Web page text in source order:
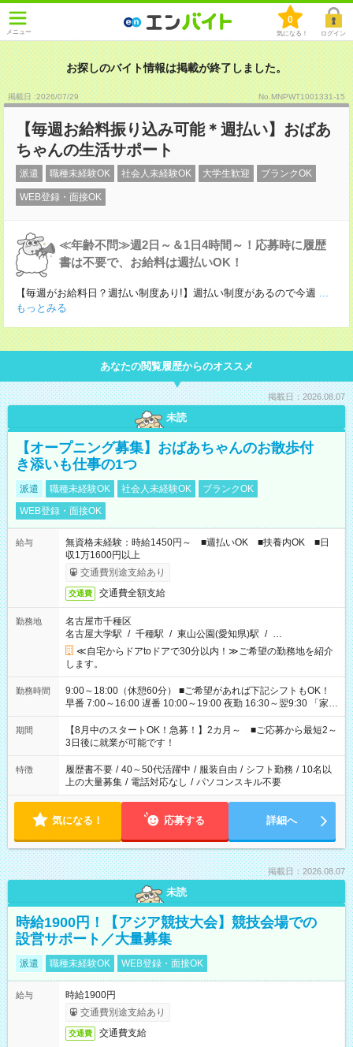
メニュー
0
気になる！ ログイン
お探しのバイト情報は掲載が終了しました。
掲載日 :2026/07/29 No.MNPWT1001331-15
【毎週お給料振り込み可能＊週払い】おばあ
ちゃんの生活サポート
派遣 職種未経験OK 社会人未経験OK 大学生歓迎 ブランクOK
WEB登録・面接OK
≪年齢不問≫週2日～＆1日4時間～！応募時に履歴
書は不要で、お給料は週払いOK！
【毎週がお給料日？週払い制度あり!】週払い制度があるので今週 ...
もっとみる
あなたの閲覧履歴からのオススメ
掲載日：2026.08.07
未読
【オープニング募集】おばあちゃんのお散歩付
き添いも仕事の1つ
派遣 職種未経験OK 社会人未経験OK
ブランクOK
WEB登録・面接OK
給与
無資格未経験：時給1450円～ ■週払いOK ■扶養内OK ■日
収1万1600円以上
交通費別途支給あり
交通費 交通費全額支給
勤務地
名古屋市千種区
名古屋大学駅 / 千種駅 / 東山公園(愛知県)駅 / …
≪自宅からドアtoドアで30分以内！≫ご希望の勤務地を紹介
します。
勤務時間
9:00～18:00（休憩60分） ■ご希望があれば下記シフトもOK！
早番 7:00～16:00 遅番 10:00～19:00 夜勤 16:30～翌9:30 「家族
と休みを合わせたい」 「余裕を持って夕飯の準備がしたい」
「できれば残業はしたくない」 など、ご希望を教えてください
ね。 ※Wワーク希望の方へ 今ご覧のお仕事で希望する勤務時間
と、もう1つのお仕事の勤務時間。 合計で週40時間を超える場
合は応募できません。
期間
【8月中のスタートOK！急募！】2カ月～ ■ご応募から最短2～
3日後に就業が可能です！
特徴 履歴書不要 / 40～50代活躍中 / 服装自由 / シフト勤務 / 10名以
上の大量募集 / 電話対応なし / パソコンスキル不要
気になる！ 応募する 詳細へ
掲載日：2026.08.07
未読
時給1900円！【アジア競技大会】競技会場での
設営サポート／大量募集
派遣 職種未経験OK WEB登録・面接OK
給与
時給1900円
交通費別途支給あり
交通費 交通費支給